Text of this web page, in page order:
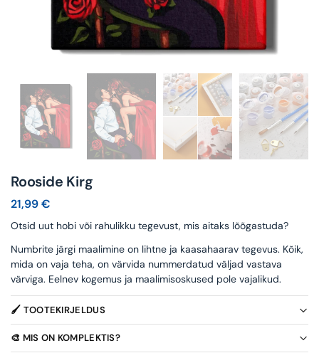
Rooside Kirg
21,99€
Otsid uut hobi või rahulikku tegevust, mis aitaks lõõgastuda?
Numbrite järgi maalimine on lihtne ja kaasahaarav tegevus. Kõik,
mida on vaja teha, on värvida nummerdatud väljad vastava
värviga. Eelnev kogemus ja maalimisoskused pole vajalikud.
🖌️ TOOTEKIRJELDUS
🎨 MIS ON KOMPLEKTIS?